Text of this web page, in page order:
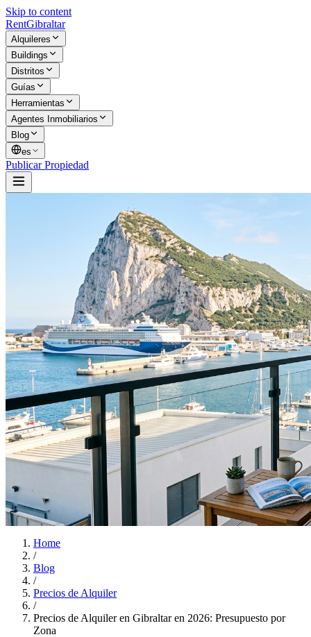
Skip to content
RentGibraltar
Alquileres
Buildings
Distritos
Guías
Herramientas
Agentes Inmobiliarios
Blog
es
Publicar Propiedad
Home
/
Blog
/
Precios de Alquiler
/
Precios de Alquiler en Gibraltar en 2026: Presupuesto por
Zona